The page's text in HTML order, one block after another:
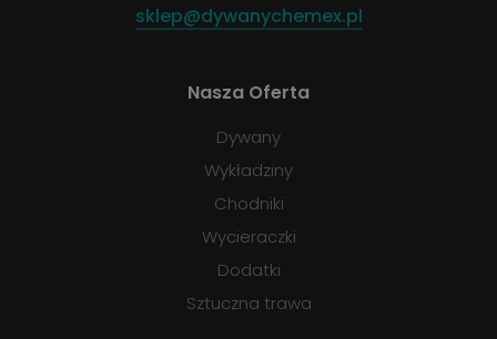
sklep@dywanychemex.pl
Nasza Oferta
Dywany
Wykładziny
Chodniki
Wycieraczki
Dodatki
Sztuczna trawa